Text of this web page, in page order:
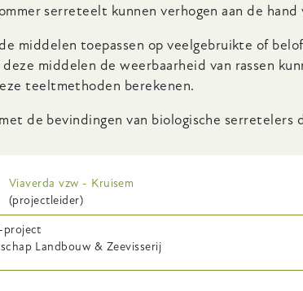
serreteelt kunnen verhogen aan de hand
middelen toepassen op veelgebruikte of
middelen de weerbaarheid van rassen
teeltmethoden berekenen.
de bevindingen van biologische
Viaverda vzw - Kruisem
(projectleider)
project
Landbouw & Zeevisserij